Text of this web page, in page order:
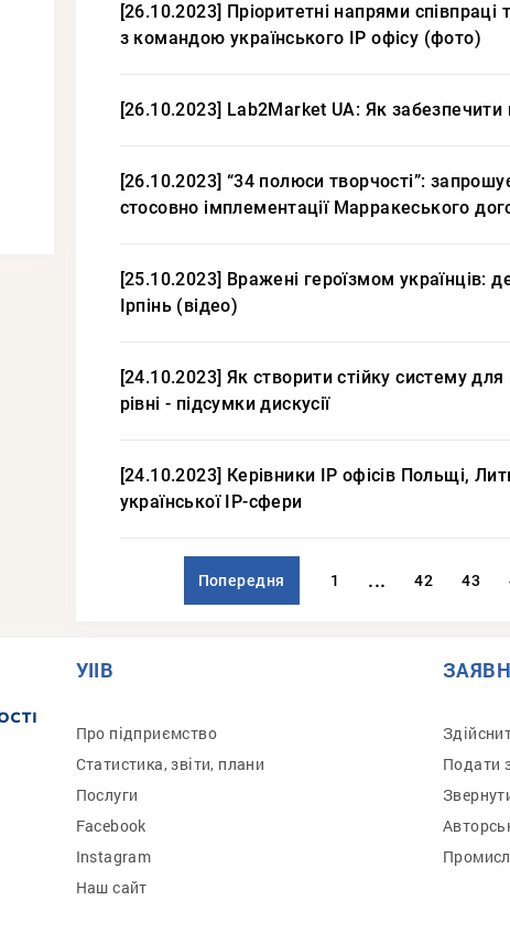
[26.10.2023] Пріоритетні напрями співпраці
з командою українського ІР офісу (фото)
[26.10.2023] Lab2Market UA: Як забезпечити
[26.10.2023] “34 полюси творчості”:
стосовно імплементації Марракеського
[25.10.2023] Вражені героїзмом українців:
Ірпінь (відео)
[24.10.2023] Як створити стійку систему
рівні - підсумки дискусії
[24.10.2023] Керівники IP офісів Польщі,
української ІР-сфери
Попередня 1 ... 42 43
УІІВ
Про підприємство
Статистика, звіти, плани
Послуги
Facebook
Instagram
Наш сайт
Подати